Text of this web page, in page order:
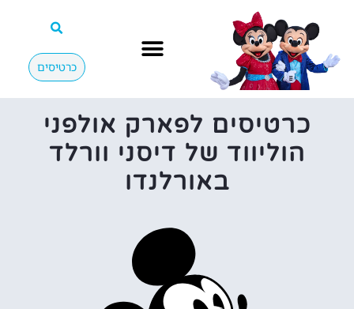
כרטיסים
כרטיסים לפארק אולפני
הוליווד של דיסני וורלד
באורלנדו